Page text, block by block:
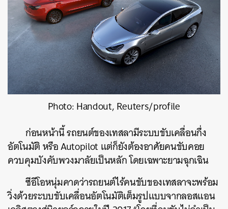
Photo: Handout, Reuters/profile
ก่อนหน้านี้ รถยนต์ของเทสลามีระบบขับเคลื่อนกึ่ง
อัตโนมัติ หรือ Autopilot แต่ก็ยังต้องอาศัยคนขับคอย
ควบคุมบังคับพวงมาลัยเป็นหลัก โดยเฉพาะยามฉุกเฉิน
ซีอีโอหนุ่มคาดว่ารถยนต์ไร้คนขับของเทสลาจะพร้อม
วิ่งด้วยระบบขับเคลื่อนอัตโนมัติเต็มรูปแบบจากลอสแอน